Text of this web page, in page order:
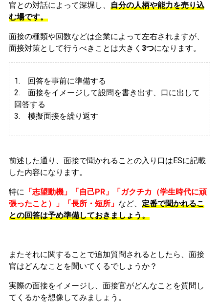
官との対話によって深堀し、 自分の人柄や能力を売り込
む場です。
面接の種類や回数などは企業によって左右されますが、
面接対策として行うべきことは大きく 3つになります。
1. 回答を事前に準備する
2. 面接をイメージして設問を書き出す、口に出して
回答する
3. 模擬面接を繰り返す
前述した通り、面接で聞かれることの入り口はESに記載
した内容になります。
特に 「志望動機」「自己PR」「ガクチカ（学生時代に頑
張ったこと）」「長所・短所」 など、 定番で聞かれるこ
との回答は予め準備しておきましょう。
またそれに関することで追加質問されるとしたら、面接
官はどんなことを聞いてくるでしょうか？
実際の面接をイメージし、面接官がどんなことを質問し
てくるかを想像してみましょう。